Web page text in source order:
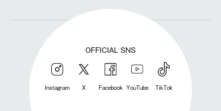
OFFICIAL SNS
Instagram X Facebook YouTube TikTok